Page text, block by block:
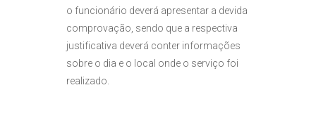
o funcionário deverá apresentar a devida
comprovação, sendo que a respectiva
justificativa deverá conter informações
sobre o dia e o local onde o serviço foi
realizado.